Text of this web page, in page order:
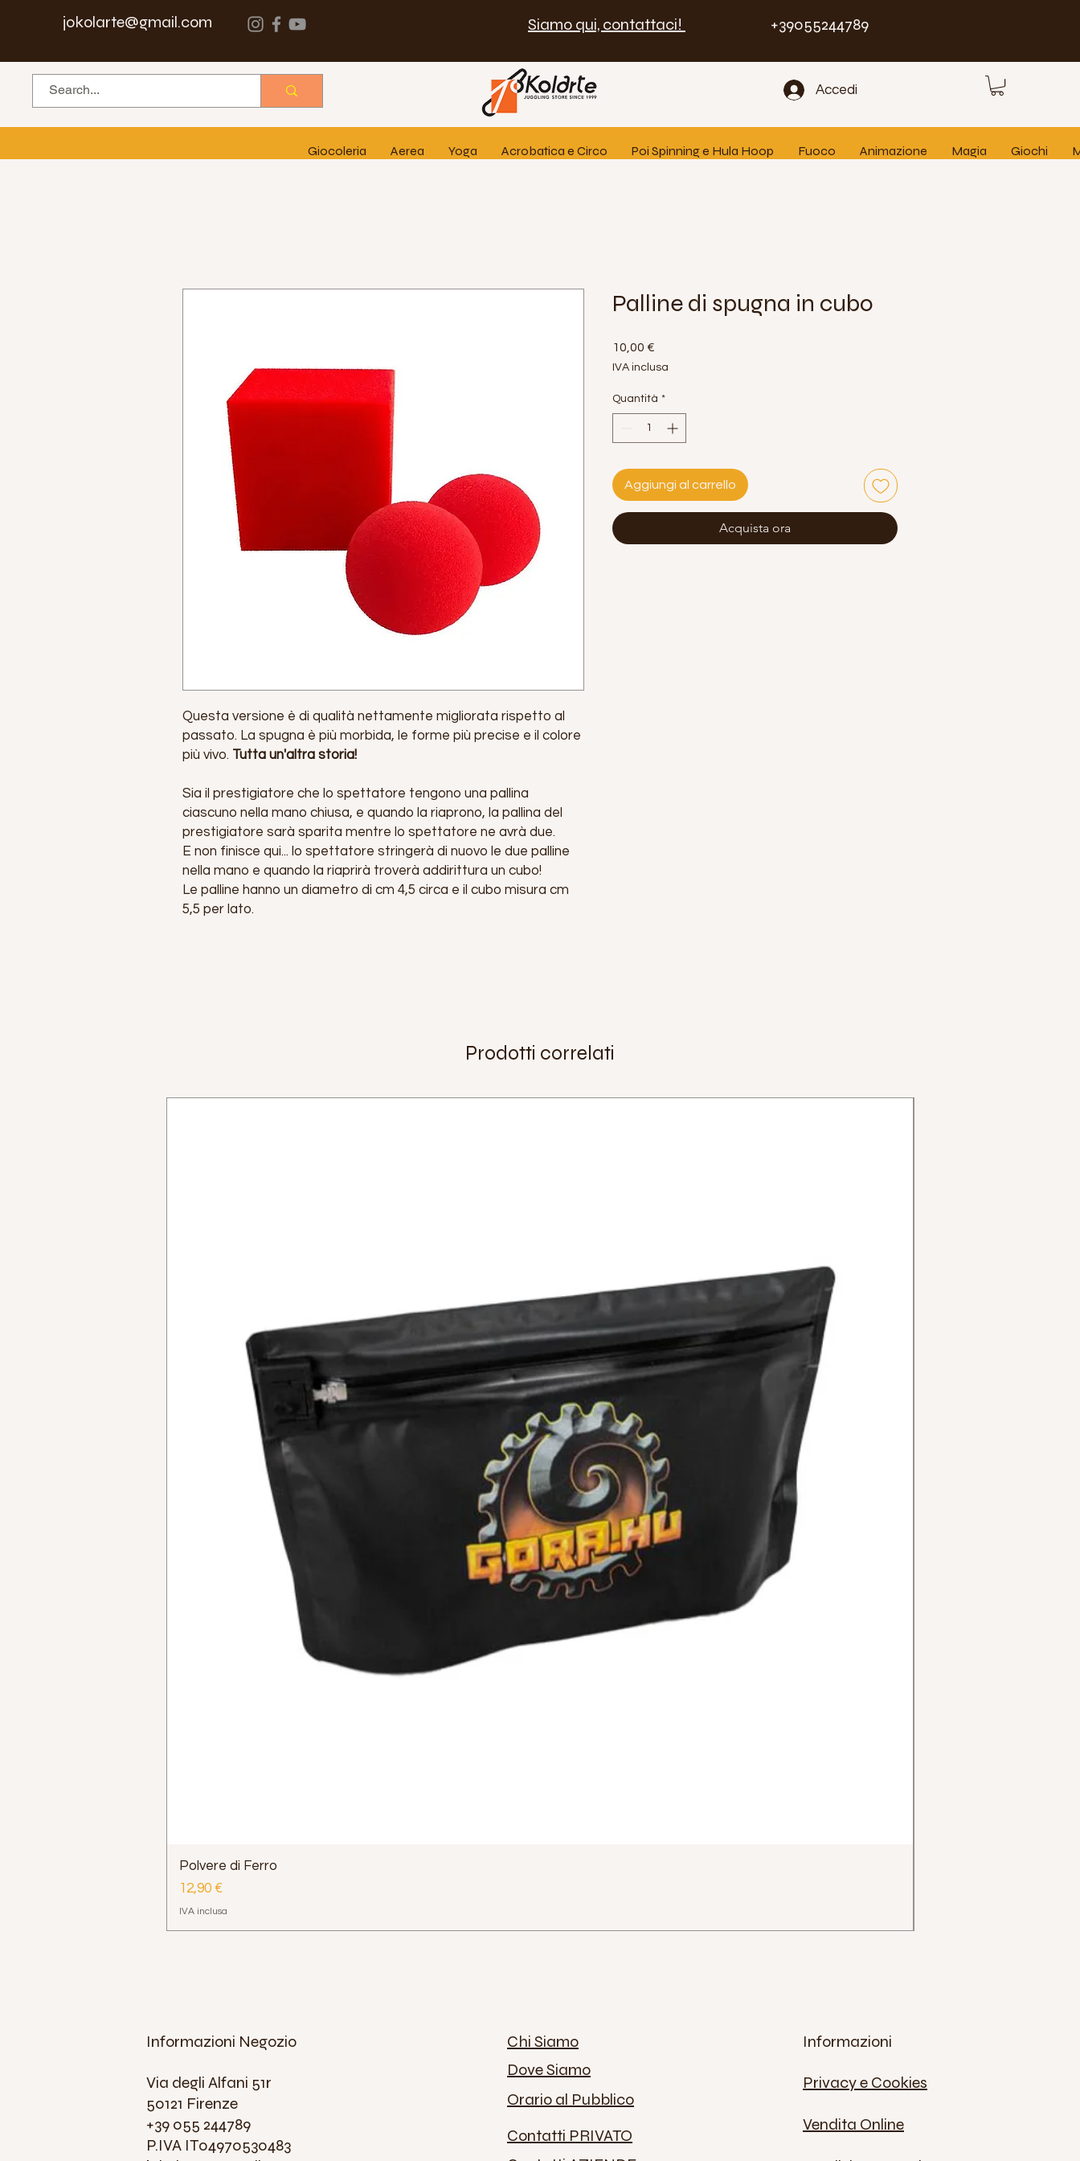
jokolarte@gmail.com Siamo qui, contattaci! +39055244789
Accedi
Giocoleria Aerea Yoga Acrobatica e Circo Poi Spinning e Hula Hoop Fuoco Animazione Magia Giochi
Questa versione è di qualità nettamente migliorata rispetto al
passato. La spugna è più morbida, le forme più precise e il colore
più vivo. Tutta un'altra storia!
Sia il prestigiatore che lo spettatore tengono una pallina
ciascuno nella mano chiusa, e quando la riaprono, la pallina del
prestigiatore sarà sparita mentre lo spettatore ne avrà due.
E non finisce qui... lo spettatore stringerà di nuovo le due palline
nella mano e quando la riaprirà troverà addirittura un cubo!
Le palline hanno un diametro di cm 4,5 circa e il cubo misura cm
5,5 per lato.
Palline di spugna in cubo
10,00 €
IVA inclusa
Quantità *
Aggiungi al carrello
Acquista ora
Prodotti correlati
Polvere di Ferro
Prezzo
12,90 €
IVA inclusa
Informazioni Negozio
Via degli Alfani 51r
50121 Firenze
+39 055 244789
P.IVA IT04970530483
Chi Siamo
Dove Siamo
Orario al Pubblico
Contatti PRIVATO
Informazioni
Privacy e Cookies
Vendita Online